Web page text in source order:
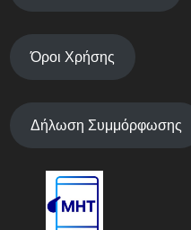
Όροι Χρήσης
Δήλωση Συμμόρφωσης